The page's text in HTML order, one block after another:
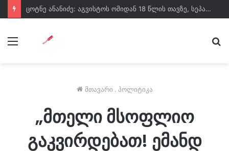
ცოტნე ანანიძე: აგვისტოს ომიდან 18 წლის თავზე, სეპარატისტებიდან ოფიციალურად მხარდაჭერილი ოპოზიცია გვყავს
მენიუ
მთავარი . პოლიტიკა
„მთელი მსოფლიო
გაკვირდებათ! ემანდ